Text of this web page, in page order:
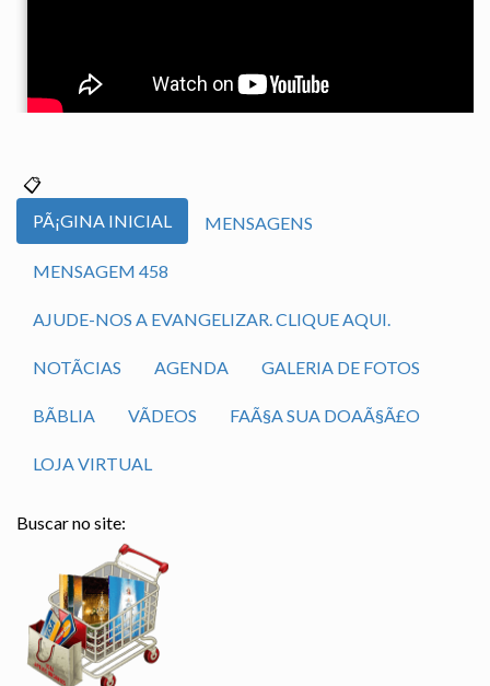
PÃ¡GINA INICIAL MENSAGENS
MENSAGEM 458
AJUDE-NOS A EVANGELIZAR. CLIQUE AQUI.
NOTÃ­CIAS AGENDA GALERIA DE FOTOS
BÃ­BLIA VÃ­DEOS FAÃ§A SUA DOAÃ§Ã£O
LOJA VIRTUAL
Buscar no site: